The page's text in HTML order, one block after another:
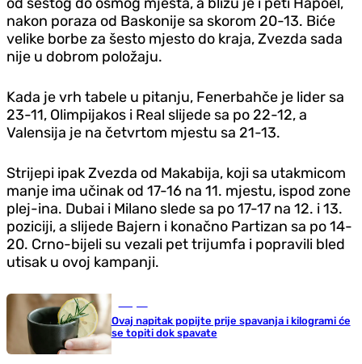
nakon poraza od Baskonije sa skorom 20-13. Biće
velike borbe za šesto mjesto do kraja, Zvezda sada
nije u dobrom položaju.
Kada je vrh tabele u pitanju, Fenerbahče je lider sa
23-11, Olimpijakos i Real slijede sa po 22-12, a
Valensija je na četvrtom mjestu sa 21-13.
Strijepi ipak Zvezda od Makabija, koji sa utakmicom
manje ima učinak od 17-16 na 11. mjestu, ispod zone
plej-ina. Dubai i Milano slede sa po 17-17 na 12. i 13.
poziciji, a slijede Bajern i konačno Partizan sa po 14-
20. Crno-bijeli su vezali pet trijumfa i popravili bled
utisak u ovoj kampanji.
Ovaj napitak popijte prije spavanja i kilogrami će
se topiti dok spavate